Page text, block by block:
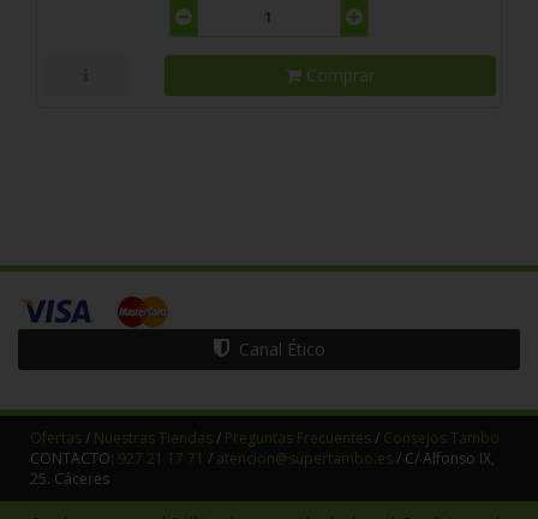
Comprar
Canal Ético
Ofertas/ Nuestras Tiendas/ Preguntas Frecuentes/ Consejos Tambo
CONTACTO: 927 21 17 71 / atencion@supertambo.es/ C/ Alfonso IX,
25. Cáceres